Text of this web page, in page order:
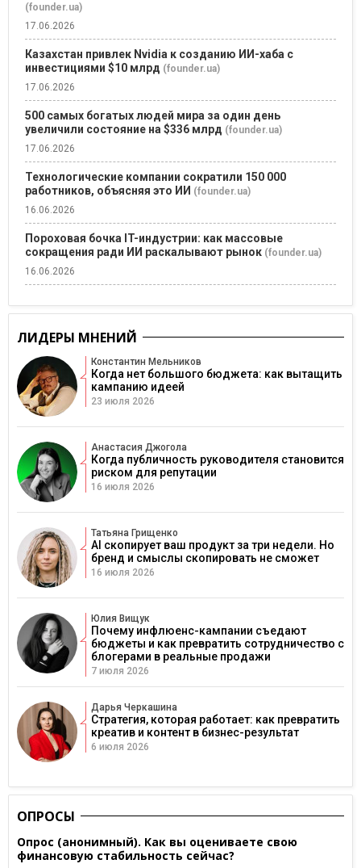
(founder.ua)
17.06.2026
Казахстан привлек Nvidia к созданию ИИ-хаба с
инвестициями $10 млрд (founder.ua)
17.06.2026
500 самых богатых людей мира за один день
увеличили состояние на $336 млрд (founder.ua)
17.06.2026
Технологические компании сократили 150 000
работников, объясняя это ИИ (founder.ua)
16.06.2026
Пороховая бочка IT-индустрии: как массовые
сокращения ради ИИ раскалывают рынок (founder.ua)
16.06.2026
ЛИДЕРЫ МНЕНИЙ
Константин Мельников
Когда нет большого бюджета: как вытащить
кампанию идеей
23 июля 2026
Анастасия Джогола
Когда публичность руководителя становится
риском для репутации
16 июля 2026
Татьяна Грищенко
AI скопирует ваш продукт за три недели. Но
бренд и смыслы скопировать не сможет
16 июля 2026
Юлия Вищук
Почему инфлюенс-кампании съедают
бюджеты и как превратить сотрудничество с
блогерами в реальные продажи
7 июля 2026
Дарья Черкашина
Стратегия, которая работает: как превратить
креатив и контент в бизнес-результат
6 июля 2026
ОПРОСЫ
Опрос (анонимный). Как вы оцениваете свою
финансовую стабильность сейчас?